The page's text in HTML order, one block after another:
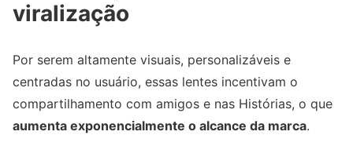
viralização
Por serem altamente visuais, personalizáveis e
centradas no usuário, essas lentes incentivam o
compartilhamento com amigos e nas Histórias, o que
aumenta exponencialmente o alcance da marca.